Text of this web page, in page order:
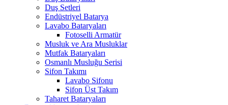
Duş Setleri
Endüstriyel Batarya
Lavabo Bataryaları
Fotoselli Armatür
Musluk ve Ara Musluklar
Mutfak Bataryaları
Osmanlı Musluğu Serisi
Sifon Takımı
Lavabo Sifonu
Sifon Üst Takım
Taharet Bataryaları